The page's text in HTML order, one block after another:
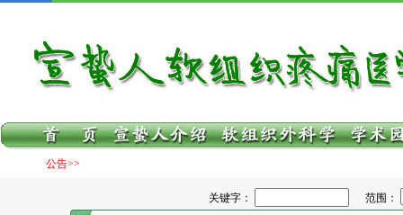
公告>>
关键字：
范围：